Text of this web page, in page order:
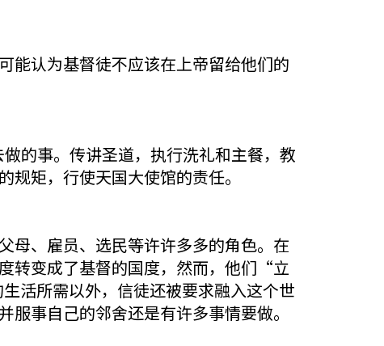
认为基督徒不应该在上帝留给他们的
的事。传讲圣道，执行洗礼和主餐，教
矩，行使天国大使馆的责任。
母、雇员、选民等许许多多的角色。在
转变成了基督的国度，然而，他们“立
活所需以外，信徒还被要求融入这个世
事自己的邻舍还是有许多事情要做。